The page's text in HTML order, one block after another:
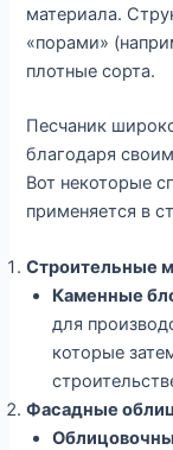
материала.
«порами»
плотные сорта.
Песчаник
благодаря
Вот некоторые
применяется в
Строительные
Каменные
для
которые
Фасадные